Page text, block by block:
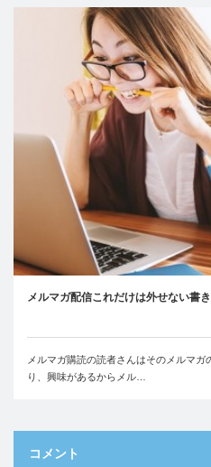
メルマガ配信これだけは外せない書
メルマガ購読の読者さんはそのメルマ
り、興味があるからメル…
コメント